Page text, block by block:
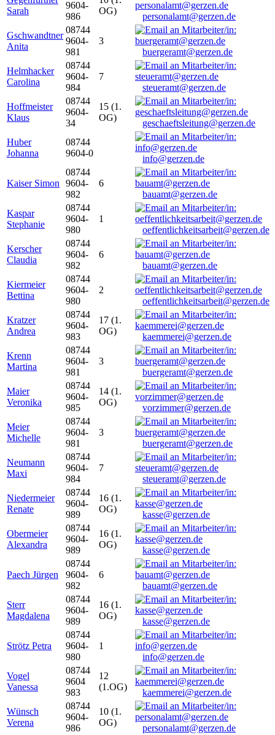
Sarah
9604-
986
OG)
personalamt@gerzen.de
Gschwandtner
Anita
08744
9604-
981
3
buergeramt@gerzen.de
Helmhacker
Carolina
08744
9604-
984
7
steueramt@gerzen.de
Hoffmeister
Klaus
08744
9604-
34
15 (1.
OG)
geschaeftsleitung@gerzen.de
Huber
Johanna
08744
9604-0
info@gerzen.de
Kaiser Simon
08744
9604-
982
6
bauamt@gerzen.de
Kaspar
Stephanie
08744
9604-
980
1
oeffentlichkeitsarbeit@gerzen.de
Kerscher
Claudia
08744
9604-
982
6
bauamt@gerzen.de
Kiermeier
Bettina
08744
9604-
980
2
oeffentlichkeitsarbeit@gerzen.de
Kratzer
Andrea
08744
9604-
983
17 (1.
OG)
kaemmerei@gerzen.de
Krenn
Martina
08744
9604-
981
3
buergeramt@gerzen.de
Maier
Veronika
08744
9604-
985
14 (1.
OG)
vorzimmer@gerzen.de
Meier
Michelle
08744
9604-
981
3
buergeramt@gerzen.de
Neumann
Maxi
08744
9604-
984
7
steueramt@gerzen.de
Niedermeier
Renate
08744
9604-
989
16 (1.
OG)
kasse@gerzen.de
Obermeier
Alexandra
08744
9604-
989
16 (1.
OG)
kasse@gerzen.de
Paech Jürgen
08744
9604-
982
6
bauamt@gerzen.de
Sterr
Magdalena
08744
9604-
989
16 (1.
OG)
kasse@gerzen.de
Strötz Petra
08744
9604-
980
1
info@gerzen.de
Vogel
Vanessa
08744
9604
983
12
(1.OG)
kaemmerei@gerzen.de
Wünsch
Verena
08744
9604-
986
10 (1.
OG)
personalamt@gerzen.de